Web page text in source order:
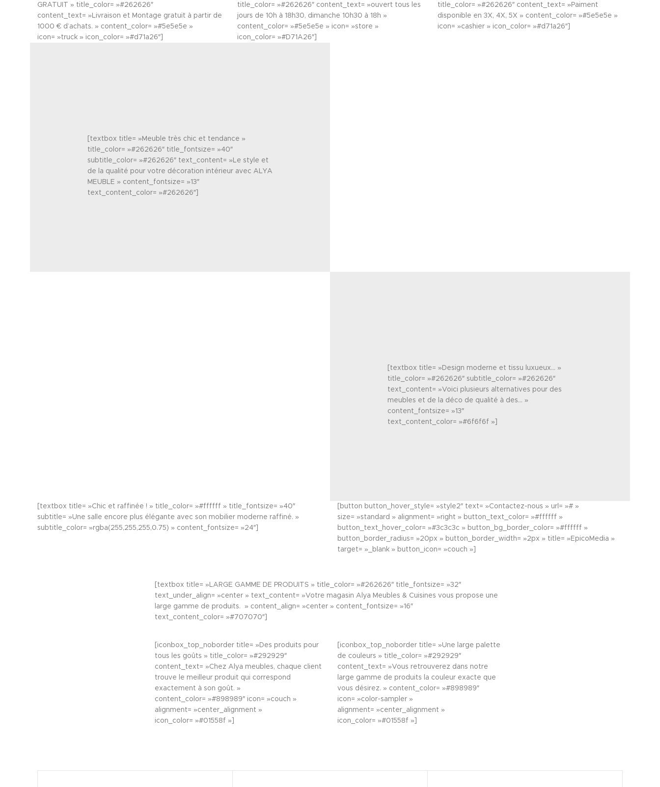
GRATUIT » title_color= »#262626″
content_text= »Livraison et Montage gratuit à partir de
1000 € d’achats. » content_color= »#5e5e5e »
icon= »truck » icon_color= »#d71a26″]
title_color= »#262626″ content_text= »ouvert tous les
jours de 10h à 18h30, dimanche 10h30 à 18h »
content_color= »#5e5e5e » icon= »store »
icon_color= »#D71A26″]
title_color= »#262626″ content_text= »Paiment
disponible en 3X, 4X, 5X » content_color= »#5e5e5e »
icon= »cashier » icon_color= »#d71a26″]
[textbox title= »Meuble très chic et tendance »
title_color= »#262626″ title_fontsize= »40″
subtitle_color= »#262626″ text_content= »Le style et
de la qualité pour votre décoration intérieur avec ALYA
MEUBLE » content_fontsize= »13″
text_content_color= »#262626″]
[textbox title= »Design moderne et tissu luxueux… »
title_color= »#262626″ subtitle_color= »#262626″
text_content= »Voici plusieurs alternatives pour des
meubles et de la déco de qualité à des… »
content_fontsize= »13″
text_content_color= »#6f6f6f »]
[textbox title= »Chic et raffinée ! » title_color= »#ffffff » title_fontsize= »40″
subtitle= »Une salle encore plus élégante avec son mobilier moderne raffiné. »
subtitle_color= »rgba(255,255,255,0.75) » content_fontsize= »24″]
[button button_hover_style= »style2″ text= »Contactez-nous » url= »# »
size= »standard » alignment= »right » button_text_color= »#ffffff »
button_text_hover_color= »#3c3c3c » button_bg_border_color= »#ffffff »
button_border_radius= »20px » button_border_width= »2px » title= »EpicoMedia »
target= »_blank » button_icon= »couch »]
[textbox title= »LARGE GAMME DE PRODUITS » title_color= »#262626″ title_fontsize= »32″
text_under_align= »center » text_content= »Votre magasin Alya Meubles & Cuisines vous propose une
large gamme de produits. » content_align= »center » content_fontsize= »16″
text_content_color= »#707070″]
[iconbox_top_noborder title= »Des produits pour
tous les goûts » title_color= »#292929″
content_text= »Chez Alya meubles, chaque client
trouve le meilleur produit qui correspond
exactement à son goût. »
content_color= »#898989″ icon= »couch »
alignment= »center_alignment »
icon_color= »#01558f »]
[iconbox_top_noborder title= »Une large palette
de couleurs » title_color= »#292929″
content_text= »Vous retrouverez dans notre
large gamme de produits la couleur exacte que
vous désirez. » content_color= »#898989″
icon= »color-sampler »
alignment= »center_alignment »
icon_color= »#01558f »]